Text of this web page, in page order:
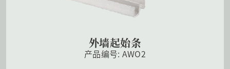
外墙起始条
产品编号: AWO2